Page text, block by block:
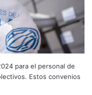
para el personal de
Estos convenios